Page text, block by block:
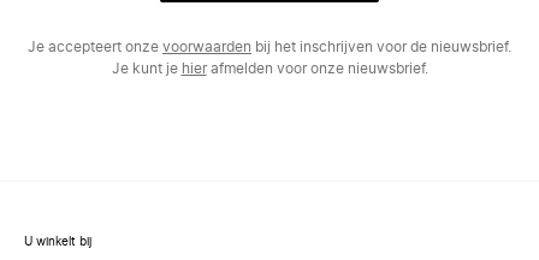
Je accepteert onze voorwaarden bij het inschrijven voor de nieuwsbrief.
Je kunt je hierafmelden voor onze nieuwsbrief.
U winkelt bij